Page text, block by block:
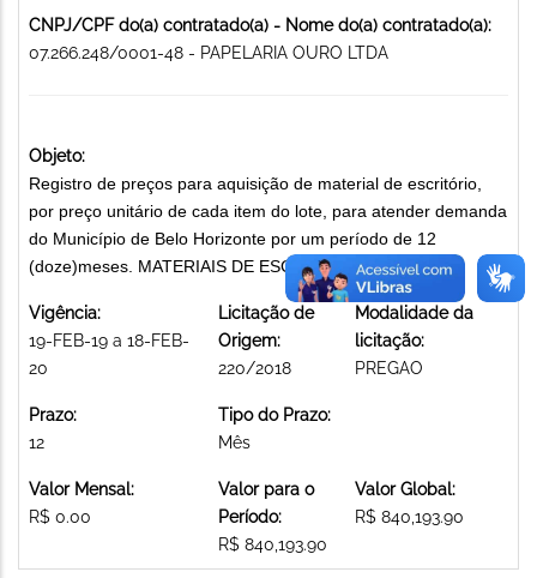
CNPJ/CPF do(a) contratado(a) - Nome do(a) contratado(a):
07.266.248/0001-48 - PAPELARIA OURO LTDA
Objeto:
Registro de preços para aquisição de material de escritório,
por preço unitário de cada item do lote, para atender demanda
do Município de Belo Horizonte por um período de 12
(doze)meses. MATERIAIS DE ESCRITÓRIO
Vigência:
19-FEB-19 a 18-FEB-
20
Licitação de
Origem:
220/2018
Modalidade da
licitação:
PREGAO
Prazo:
12
Tipo do Prazo:
Mês
Valor Mensal:
R$ 0.00
Valor para o
Período:
R$ 840,193.90
Valor Global:
R$ 840,193.90